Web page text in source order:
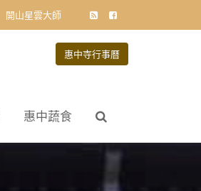
開山星雲大師
惠中寺行事曆
惠中蔬食